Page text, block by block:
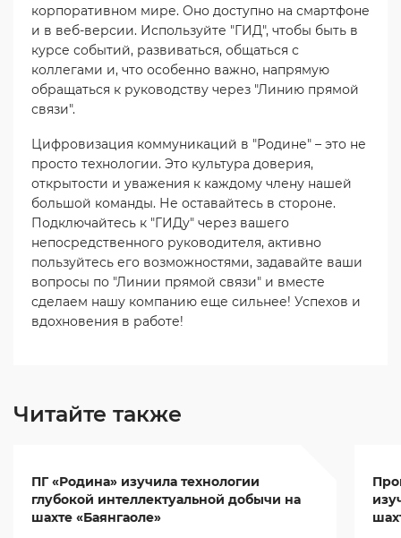
корпоративном мире. Оно доступно на смартфоне
и в веб-версии. Используйте "ГИД", чтобы быть в
курсе событий, развиваться, общаться с
коллегами и, что особенно важно, напрямую
обращаться к руководству через "Линию прямой
связи".
Цифровизация коммуникаций в "Родине" – это не
просто технологии. Это культура доверия,
открытости и уважения к каждому члену нашей
большой команды. Не оставайтесь в стороне.
Подключайтесь к "ГИДу" через вашего
непосредственного руководителя, активно
пользуйтесь его возможностями, задавайте ваши
вопросы по "Линии прямой связи" и вместе
сделаем нашу компанию еще сильнее! Успехов и
вдохновения в работе!
Читайте также
ПГ «Родина» изучила технологии
глубокой интеллектуальной добычи на
шахте «Баянгаоле»